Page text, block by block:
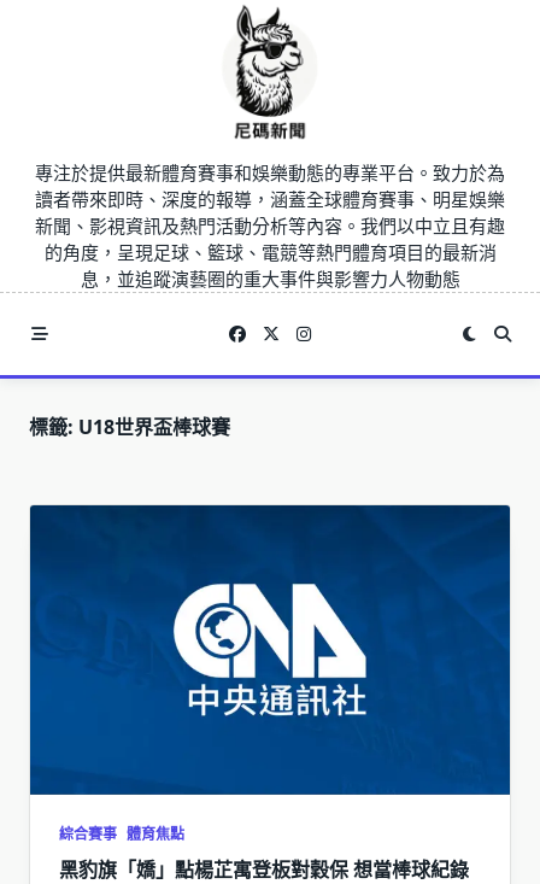
專注於提供最新體育賽事和娛樂動態的專業平台。致力於為
讀者帶來即時、深度的報導，涵蓋全球體育賽事、明星娛樂
新聞、影視資訊及熱門活動分析等內容。我們以中立且有趣
的角度，呈現足球、籃球、電競等熱門體育項目的最新消
息，並追蹤演藝圈的重大事件與影響力人物動態
標籤: U18世界盃棒球賽
綜合賽事 體育焦點
黑豹旗「嬌」點楊芷寓登板對穀保 想當棒球紀錄